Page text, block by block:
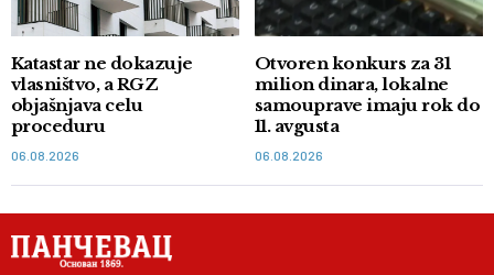
Katastar ne dokazuje
vlasništvo, a RGZ
objašnjava celu
proceduru
06.08.2026
Otvoren konkurs za 31
milion dinara, lokalne
samouprave imaju rok do
11. avgusta
06.08.2026